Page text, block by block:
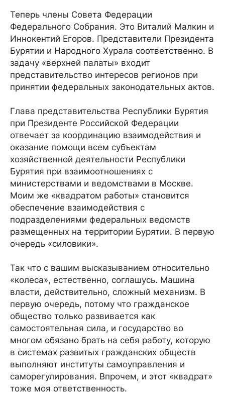
Теперь члены Совета Федерации
Федерального Собрания. Это Виталий Малкин и
Иннокентий Егоров. Представители Президента
Бурятии и Народного Хурала соответственно. В
задачу «верхней палаты» входит
представительство интересов регионов при
принятии федеральных законодательных актов.
Глава представительства Республики Бурятия
при Президенте Российской Федерации
отвечает за координацию взаимодействия и
оказание помощи всем субъектам
хозяйственной деятельности Республики
Бурятия при взаимоотношениях с
министерствами и ведомствами в Москве.
Моим же «квадратом работы» становится
обеспечение взаимодействия с
подразделениями федеральных ведомств
размещенных на территории Бурятии. В первую
очередь «силовики».
Так что с вашим высказыванием относительно
«колеса», естественно, соглашусь. Машина
власти, действительно, сложный механизм. В
первую очередь, потому что гражданское
общество только развивается как
самостоятельная сила, и государство во
многом обязано брать на себя работу, которую
в системах развитых гражданских обществ
выполняют институты самоуправления и
саморегулирования. Впрочем, и этот «квадрат»
тоже моя ответственность.